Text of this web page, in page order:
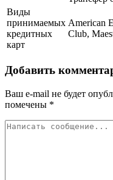
Виды
принимаемых
кредитных
карт
American
Club,
Добавить
Ваш e-mail не будет
помечены *